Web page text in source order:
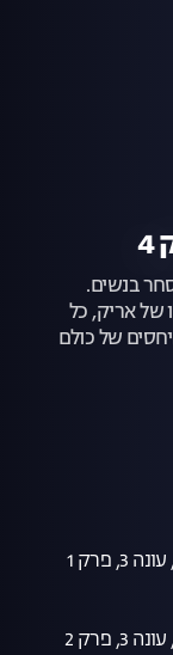
בנשים.
של אריק, כל
של כולם
פרק 1
פרק 2